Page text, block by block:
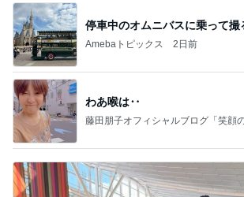
停車中のオムニバスに乗って撮
Amebaトピックス 2日前
わあ喉は‥
藤田朋子オフィシャルブログ「笑顔